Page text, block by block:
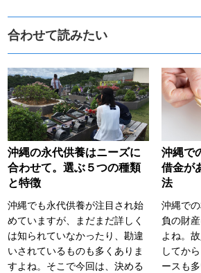
合わせて読みたい
沖縄の永代供養はニーズに
合わせて。選ぶ５つの種類
と特徴
沖縄でも永代供養が注目され始
めていますが、まだまだ詳しく
は知られていなかったり、勘違
いされているものも多くありま
すよね。そこで今回は、決める
沖縄で
借金が
法
沖縄で
負の財
よね。
してか
ースも